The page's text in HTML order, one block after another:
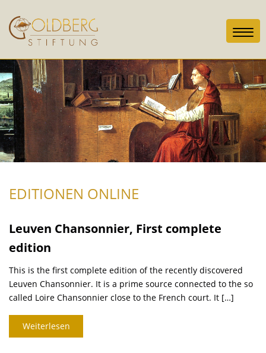
EDITIONEN ONLINE
Leuven Chansonnier, First complete
edition
This is the first complete edition of the recently discovered
Leuven Chansonnier. It is a prime source connected to the so
called Loire Chansonnier close to the French court. It […]
Weiterlesen